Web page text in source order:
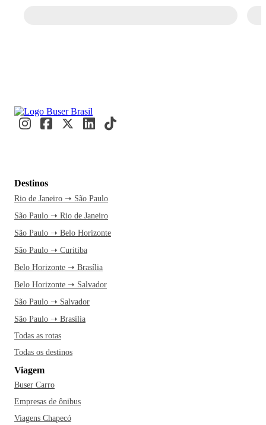
Destinos
Rio de Janeiro ➝ São Paulo
São Paulo ➝ Rio de Janeiro
São Paulo ➝ Belo Horizonte
São Paulo ➝ Curitiba
Belo Horizonte ➝ Brasília
Belo Horizonte ➝ Salvador
São Paulo ➝ Salvador
São Paulo ➝ Brasília
Todas as rotas
Todas os destinos
Viagem
Buser Carro
Empresas de ônibus
Viagens Chapecó